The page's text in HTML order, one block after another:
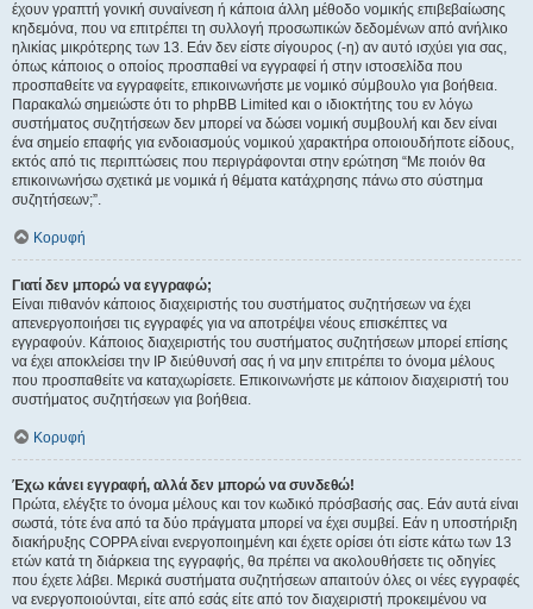
έχουν γραπτή γονική συναίνεση ή κάποια άλλη μέθοδο νομικής επιβεβαίωσης
κηδεμόνα, που να επιτρέπει τη συλλογή προσωπικών δεδομένων από ανήλικο
ηλικίας μικρότερης των 13. Εάν δεν είστε σίγουρος (-η) αν αυτό ισχύει για σας,
όπως κάποιος ο οποίος προσπαθεί να εγγραφεί ή στην ιστοσελίδα που
προσπαθείτε να εγγραφείτε, επικοινωνήστε με νομικό σύμβουλο για βοήθεια.
Παρακαλώ σημειώστε ότι το phpBB Limited και ο ιδιοκτήτης του εν λόγω
συστήματος συζητήσεων δεν μπορεί να δώσει νομική συμβουλή και δεν είναι
ένα σημείο επαφής για ενδοιασμούς νομικού χαρακτήρα οποιουδήποτε είδους,
εκτός από τις περιπτώσεις που περιγράφονται στην ερώτηση “Με ποιόν θα
επικοινωνήσω σχετικά με νομικά ή θέματα κατάχρησης πάνω στο σύστημα
συζητήσεων;”.
Κορυφή
Γιατί δεν μπορώ να εγγραφώ;
Είναι πιθανόν κάποιος διαχειριστής του συστήματος συζητήσεων να έχει
απενεργοποιήσει τις εγγραφές για να αποτρέψει νέους επισκέπτες να
εγγραφούν. Κάποιος διαχειριστής του συστήματος συζητήσεων μπορεί επίσης
να έχει αποκλείσει την IP διεύθυνσή σας ή να μην επιτρέπει το όνομα μέλους
που προσπαθείτε να καταχωρίσετε. Επικοινωνήστε με κάποιον διαχειριστή του
συστήματος συζητήσεων για βοήθεια.
Κορυφή
Έχω κάνει εγγραφή, αλλά δεν μπορώ να συνδεθώ!
Πρώτα, ελέγξτε το όνομα μέλους και τον κωδικό πρόσβασής σας. Εάν αυτά είναι
σωστά, τότε ένα από τα δύο πράγματα μπορεί να έχει συμβεί. Εάν η υποστήριξη
διακήρυξης COPPA είναι ενεργοποιημένη και έχετε ορίσει ότι είστε κάτω των 13
ετών κατά τη διάρκεια της εγγραφής, θα πρέπει να ακολουθήσετε τις οδηγίες
που έχετε λάβει. Μερικά συστήματα συζητήσεων απαιτούν όλες οι νέες εγγραφές
να ενεργοποιούνται, είτε από εσάς είτε από τον διαχειριστή προκειμένου να